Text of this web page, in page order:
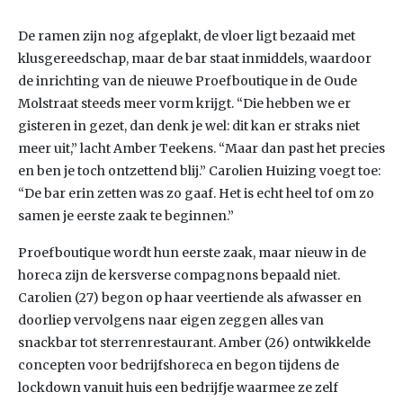
De ramen zijn nog afgeplakt, de vloer ligt bezaaid met
klusgereedschap, maar de bar staat inmiddels, waardoor
de inrichting van de nieuwe Proefboutique in de Oude
Molstraat steeds meer vorm krijgt. “Die hebben we er
gisteren in gezet, dan denk je wel: dit kan er straks niet
meer uit,” lacht Amber Teekens. “Maar dan past het precies
en ben je toch ontzettend blij.” Carolien Huizing voegt toe:
“De bar erin zetten was zo gaaf. Het is echt heel tof om zo
samen je eerste zaak te beginnen.”
Proefboutique wordt hun eerste zaak, maar nieuw in de
horeca zijn de kersverse compagnons bepaald niet.
Carolien (27) begon op haar veertiende als afwasser en
doorliep vervolgens naar eigen zeggen alles van
snackbar tot sterrenrestaurant. Amber (26) ontwikkelde
concepten voor bedrijfshoreca en begon tijdens de
lockdown vanuit huis een bedrijfje waarmee ze zelf